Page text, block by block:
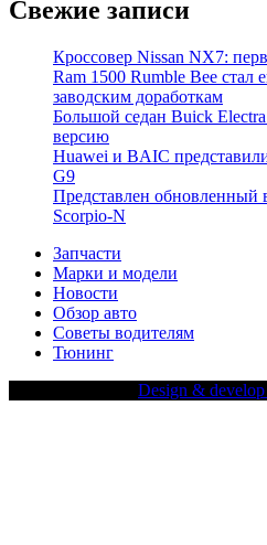
Свежие записи
Кроссовер Nissan NX7:
Ram 1500 Rumble Bee стал
заводским доработкам
Большой седан Buick
версию
Huawei и BAIC
G9
Представлен обновленный
Scorpio-N
Запчасти
Марки и модели
Новости
Обзор авто
Советы водителям
Тюнинг
Design &